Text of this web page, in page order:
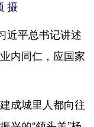
摄
平总书记讲述
内同仁，应国家
成城里人都向往